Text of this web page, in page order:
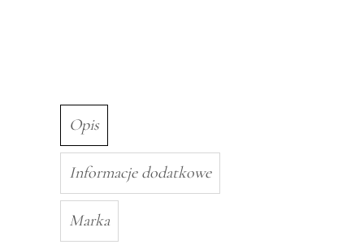
Opis
Informacje dodatkowe
Marka